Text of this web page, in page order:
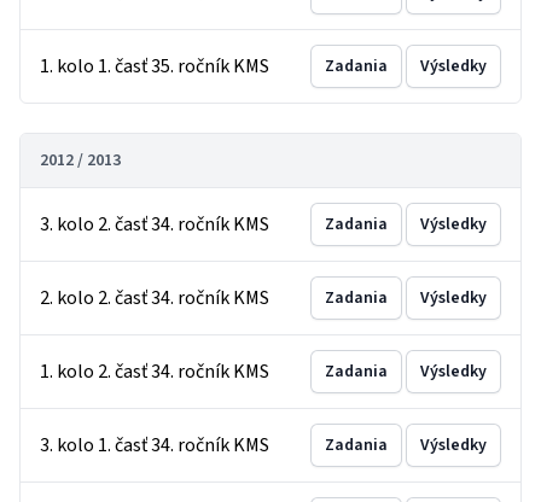
1. kolo 1. časť 35. ročník KMS Zadania Výsledky
2012 / 2013
3. kolo 2. časť 34. ročník KMS Zadania Výsledky
2. kolo 2. časť 34. ročník KMS Zadania Výsledky
1. kolo 2. časť 34. ročník KMS Zadania Výsledky
3. kolo 1. časť 34. ročník KMS Zadania Výsledky